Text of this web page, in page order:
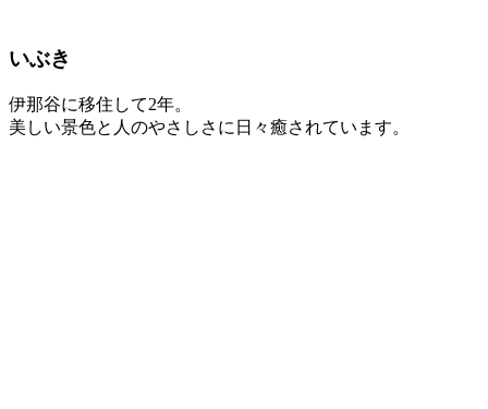
いぶき
伊那谷に移住して2年。
美しい景色と人のやさしさに日々癒されています。